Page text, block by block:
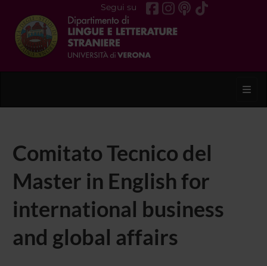
Segui su
Comitato Tecnico del
Master in English for
international business
and global affairs